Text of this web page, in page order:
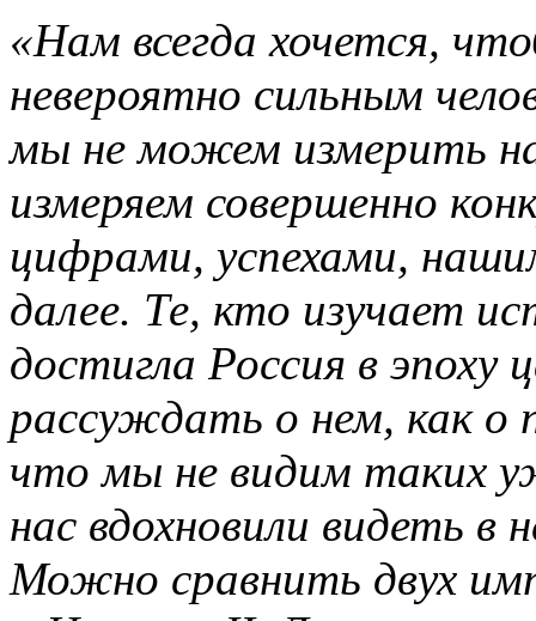
«Нам всегда хочется,
невероятно сильным
мы не можем измерить
измеряем совершенно
цифрами, успехами,
далее. Те, кто изучает
достигла Россия в
рассуждать о нем, как о
что мы не видим таких
нас вдохновили видеть в
Можно сравнить двух